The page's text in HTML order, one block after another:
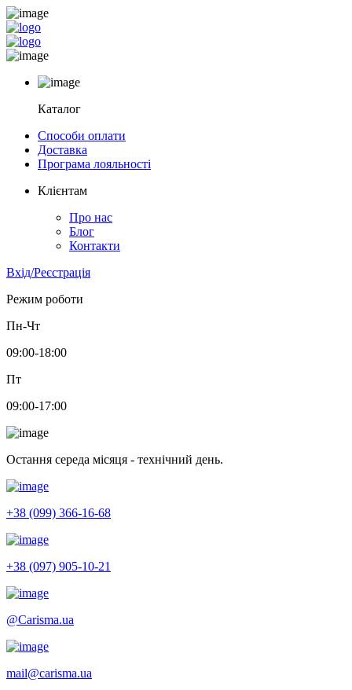
Каталог
Способи оплати
Доставка
Програма лояльності
Клієнтам
Про нас
Блог
Контакти
Вхід/Реєстрація
Режим роботи
Пн-Чт
09:00-18:00
Пт
09:00-17:00
Остання середа місяця - технічний день.
+38 (099) 366-16-68
+38 (097) 905-10-21
@Carisma.ua
mail@carisma.ua